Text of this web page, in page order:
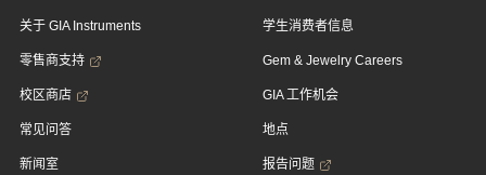
关于 GIA Instruments
零售商支持
校区商店
常见问答
新闻室
学生消费者信息
Gem & Jewelry Careers
GIA 工作机会
地点
报告问题